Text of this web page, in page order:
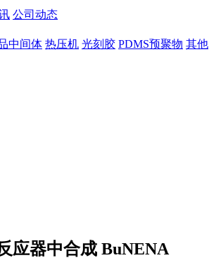
公司动态
中间体 热压机 光刻胶 PDMS预聚物 其他
应器中合成 BuNENA